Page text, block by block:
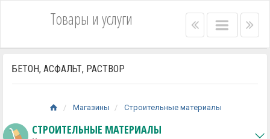
Товары и услуги Left
bar
Main
menu
Right
menu
bar
БЕТОН, АСФАЛЬТ, РАСТВОР
Магазины Строительные материалы
СТРОИТЕЛЬНЫЕ МАТЕРИАЛЫ